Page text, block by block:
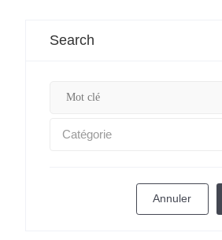
Search
Catégorie
Annuler